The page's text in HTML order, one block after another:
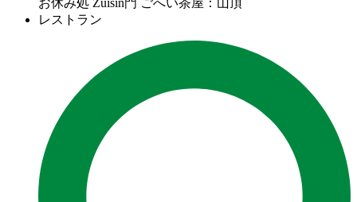
お休み処 Zuisin門 ごへい茶屋：山頂
レストラン